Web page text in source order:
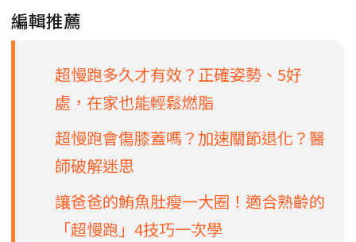
編輯推薦
超慢跑多久才有效？正確姿勢、5好
處，在家也能輕鬆燃脂
超慢跑會傷膝蓋嗎？加速關節退化？醫
師破解迷思
讓爸爸的鮪魚肚瘦一大圈！適合熟齡的
「超慢跑」4技巧一次學